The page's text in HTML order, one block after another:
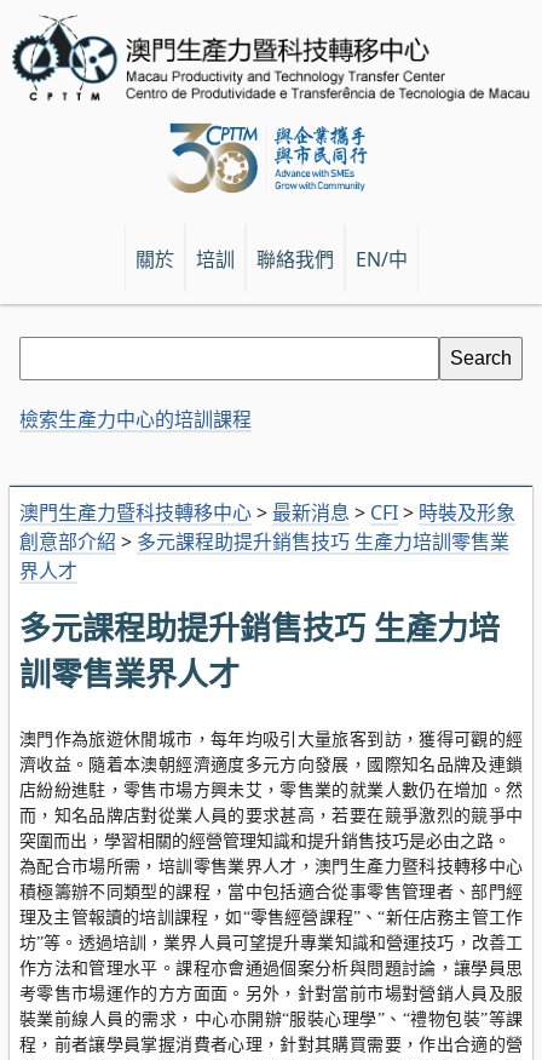
關於 培訓 聯絡我們 EN/中
澳門生產力暨科技轉移中心> 最新消息 > CFI> 時裝及形象
創意部介紹 > 多元課程助提升銷售技巧 生產力培訓零售業
界人才
多元課程助提升銷售技巧 生產力培
訓零售業界人才
澳門作為旅遊休閒城市，每年均吸引大量旅客到訪，獲得可觀的經
濟收益。隨着本澳朝經濟適度多元方向發展，國際知名品牌及連鎖
店紛紛進駐，零售市場方興未艾，零售業的就業人數仍在增加。然
而，知名品牌店對從業人員的要求甚高，若要在競爭激烈的競爭中
突圍而出，學習相關的經營管理知識和提升銷售技巧是必由之路。
為配合市場所需，培訓零售業界人才，澳門生產力暨科技轉移中心
積極籌辦不同類型的課程，當中包括適合從事零售管理者、部門經
理及主管報讀的培訓課程，如“零售經營課程”、“新任店務主管工作
坊”等。透過培訓，業界人員可望提升專業知識和營運技巧，改善工
作方法和管理水平。課程亦會通過個案分析與問題討論，讓學員思
考零售市場運作的方方面面。另外，針對當前市場對營銷人員及服
裝業前線人員的需求，中心亦開辦“服裝心理學”、“禮物包裝”等課
程，前者讓學員掌握消費者心理，針對其購買需要，作出合適的營
檢索生產力中心的培訓課程